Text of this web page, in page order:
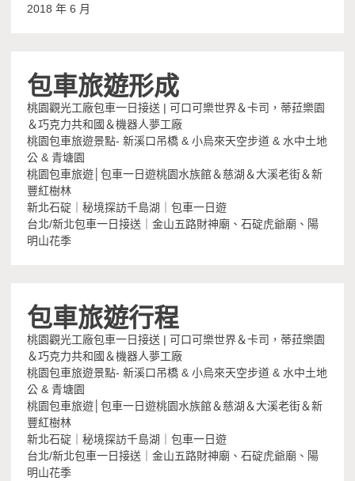
2018 年 6 月
包車旅遊形成
桃園觀光工廠包車一日接送 | 可口可樂世界＆卡司，蒂菈樂園
＆巧克力共和國＆機器人夢工廠
桃園包車旅遊景點- 新溪口吊橋 & 小烏來天空步道 & 水中土地
公 & 青塘園
桃園包車旅遊│包車一日遊桃園水族館＆慈湖＆大溪老街＆新
豐紅樹林
新北石碇｜秘境探訪千島湖｜包車一日遊
台北/新北包車一日接送｜金山五路財神廟、石碇虎爺廟、陽
明山花季
包車旅遊行程
桃園觀光工廠包車一日接送 | 可口可樂世界＆卡司，蒂菈樂園
＆巧克力共和國＆機器人夢工廠
桃園包車旅遊景點- 新溪口吊橋 & 小烏來天空步道 & 水中土地
公 & 青塘園
桃園包車旅遊│包車一日遊桃園水族館＆慈湖＆大溪老街＆新
豐紅樹林
新北石碇｜秘境探訪千島湖｜包車一日遊
台北/新北包車一日接送｜金山五路財神廟、石碇虎爺廟、陽
明山花季